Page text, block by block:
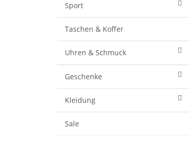
Sport
Taschen & Koffer
Uhren & Schmuck
Geschenke
Kleidung
Sale